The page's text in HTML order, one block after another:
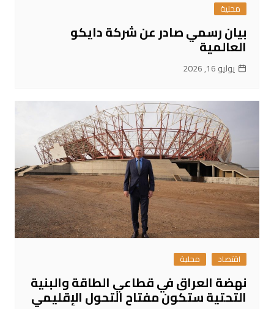
محلية
بيان رسمي صادر عن شركة دايكو
العالمية
يوليو 16, 2026
اقتصاد محلية
نهضة العراق في قطاعي الطاقة والبنية
التحتية ستكون مفتاح التحول الإقليمي